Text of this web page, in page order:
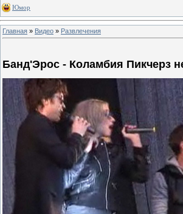
Юмор
Главная » Видео » Развлечения
Банд'Эрос - Коламбия Пикчерз